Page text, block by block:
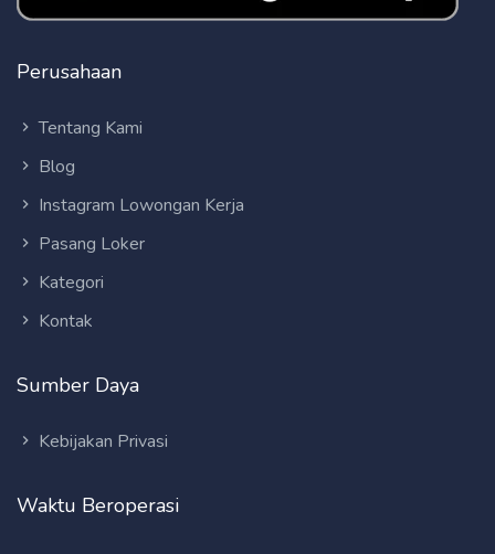
Perusahaan
Tentang Kami
Blog
Instagram Lowongan Kerja
Pasang Loker
Kategori
Kontak
Sumber Daya
Kebijakan Privasi
Waktu Beroperasi